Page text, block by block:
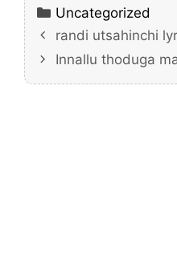
Categories
Uncategorized
randi utsahinchi
Innallu thoduga